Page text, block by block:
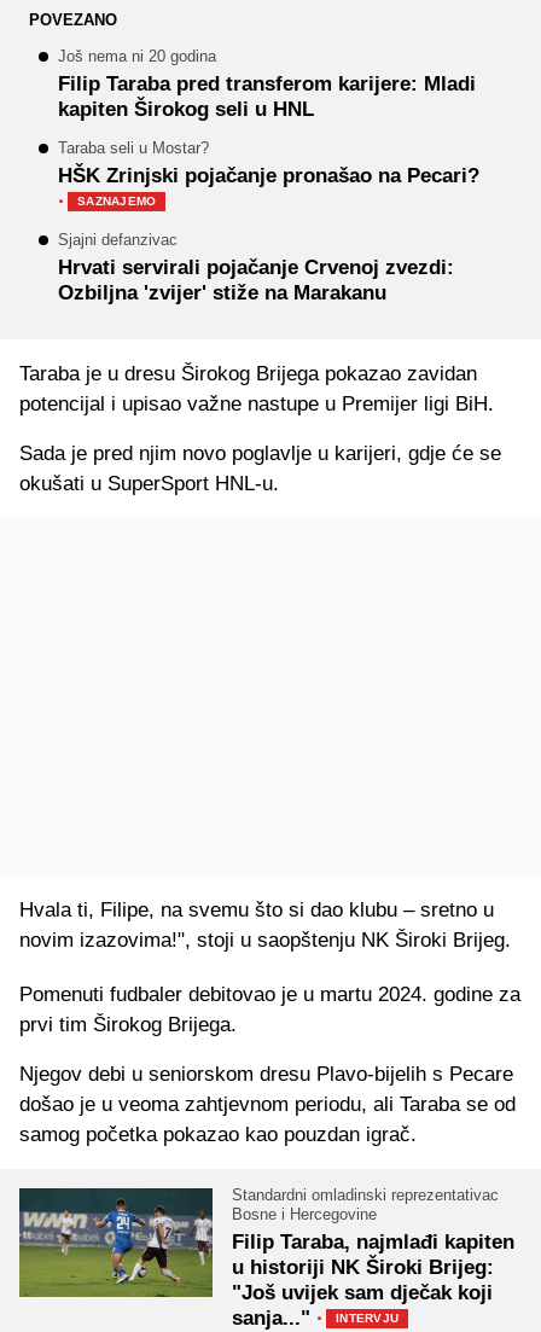
POVEZANO
Još nema ni 20 godina
Filip Taraba pred transferom karijere: Mladi
kapiten Širokog seli u HNL
Taraba seli u Mostar?
HŠK Zrinjski pojačanje pronašao na Pecari?
· SAZNAJEMO
Sjajni defanzivac
Hrvati servirali pojačanje Crvenoj zvezdi:
Ozbiljna 'zvijer' stiže na Marakanu
Taraba je u dresu Širokog Brijega pokazao zavidan
potencijal i upisao važne nastupe u Premijer ligi BiH.
Sada je pred njim novo poglavlje u karijeri, gdje će se
okušati u SuperSport HNL-u.
Hvala ti, Filipe, na svemu što si dao klubu – sretno u
novim izazovima!", stoji u saopštenju NK Široki Brijeg.
Pomenuti fudbaler debitovao je u martu 2024. godine za
prvi tim Širokog Brijega.
Njegov debi u seniorskom dresu Plavo-bijelih s Pecare
došao je u veoma zahtjevnom periodu, ali Taraba se od
samog početka pokazao kao pouzdan igrač.
Standardni omladinski reprezentativac
Bosne i Hercegovine
Filip Taraba, najmlađi kapiten
u historiji NK Široki Brijeg:
"Još uvijek sam dječak koji
sanja..." · INTERVJU